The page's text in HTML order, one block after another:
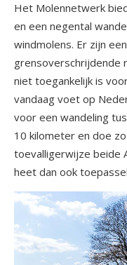
Het Molennetwerk
en een negental
windmolens. Er zijn
grensoverschrijdende
niet toegankelijk is
vandaag voet op
voor een wandeling
10 kilometer en doe
toevalligerwijze beide
heet dan ook